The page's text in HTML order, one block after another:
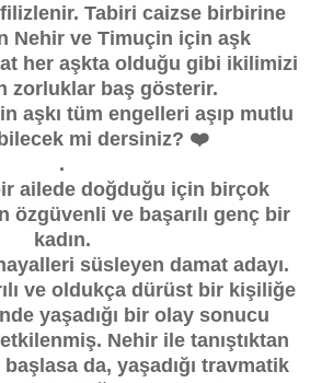
Tabiri caizse birbirine
Nehir ve Timuçin için aşk
her aşkta olduğu gibi ikilimizi
zorluklar baş gösterir.
aşkı tüm engelleri aşıp mutlu
mi dersiniz? ❤️
.
ailede doğduğu için birçok
özgüvenli ve başarılı genç bir
kadın.
süsleyen damat adayı.
ve oldukça dürüst bir kişiliğe
yaşadığı bir olay sonucu
Nehir ile tanıştıktan
da, yaşadığı travmatik